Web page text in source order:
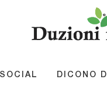
SOCIAL DICONO